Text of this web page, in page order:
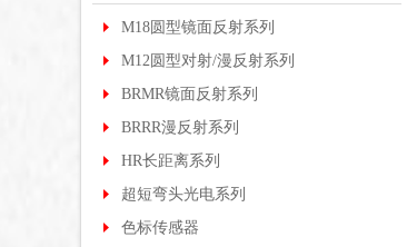
M18圆型镜面反射系列
M12圆型对射/漫反射系列
BRMR镜面反射系列
BRRR漫反射系列
HR长距离系列
超短弯头光电系列
色标传感器